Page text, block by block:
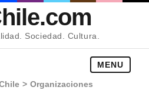
Sociedad. Cultura.
MENU
> Organizaciones